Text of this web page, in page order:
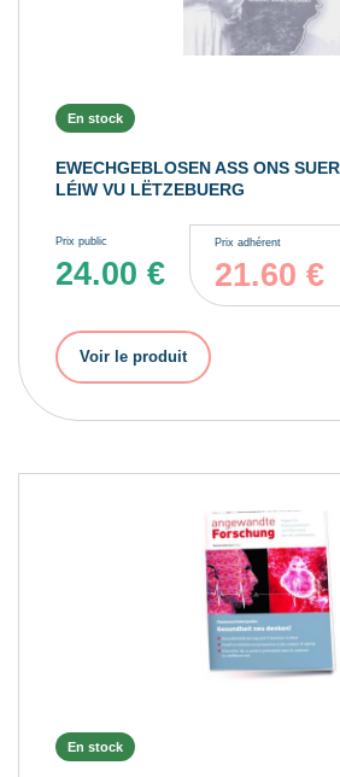
En stock
EWECHGEBLOSEN ASS ONS
LÉIW VU LËTZEBUERG
Prix public
24.00 €
Prix adhérent
21.60 €
Voir le produit
En stock